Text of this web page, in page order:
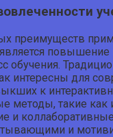
преимуществ
повышение
обучения.
интересны для
к
методы, такие как
и
и